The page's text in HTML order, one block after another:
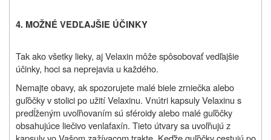
4. MOŽNÉ VEDĽAJŠIE ÚČINKY
Tak ako všetky lieky, aj Velaxin môže spôsobovať vedľajšie
účinky, hoci sa neprejavia u každého.
Nemajte obavy, ak spozorujete malé biele zrniečka alebo
guľôčky v stolici po užití Velaxinu. Vnútri kapsuly Velaxinu s
predĺženým uvoľňovaním sú sféroidy alebo malé guľôčky
obsahujúce liečivo venlafaxín. Tieto útvary sa uvoľňujú z